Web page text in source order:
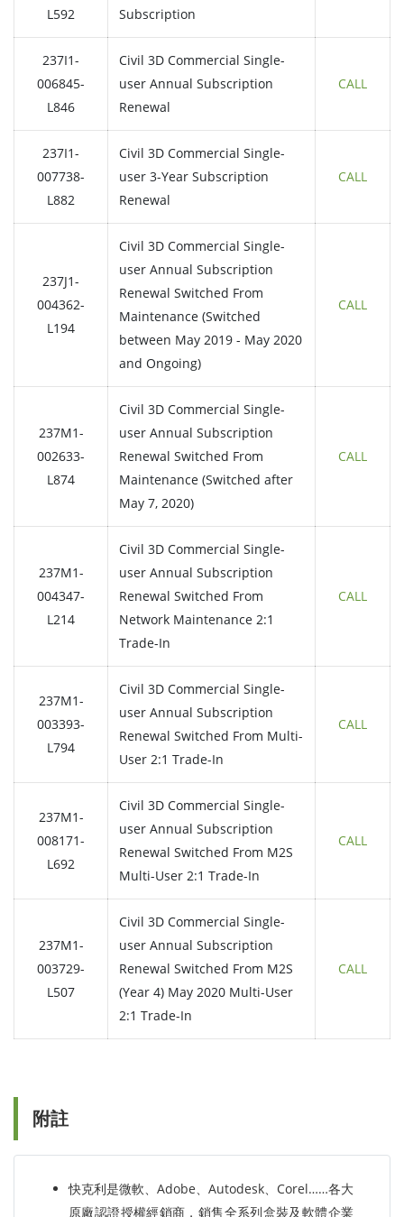
L592
Subscription
237I1-
006845-
L846
Civil 3D Commercial Single-
user Annual Subscription
Renewal
CALL
237I1-
007738-
L882
Civil 3D Commercial Single-
user 3-Year Subscription
Renewal
CALL
237J1-
004362-
L194
Civil 3D Commercial Single-
user Annual Subscription
Renewal Switched From
Maintenance (Switched
between May 2019 - May 2020
and Ongoing)
CALL
237M1-
002633-
L874
Civil 3D Commercial Single-
user Annual Subscription
Renewal Switched From
Maintenance (Switched after
May 7, 2020)
CALL
237M1-
004347-
L214
Civil 3D Commercial Single-
user Annual Subscription
Renewal Switched From
Network Maintenance 2:1
Trade-In
CALL
237M1-
003393-
L794
Civil 3D Commercial Single-
user Annual Subscription
Renewal Switched From Multi-
User 2:1 Trade-In
CALL
237M1-
008171-
L692
Civil 3D Commercial Single-
user Annual Subscription
Renewal Switched From M2S
Multi-User 2:1 Trade-In
CALL
237M1-
003729-
L507
Civil 3D Commercial Single-
user Annual Subscription
Renewal Switched From M2S
(Year 4) May 2020 Multi-User
2:1 Trade-In
CALL
附註
快克利是微軟、Adobe、Autodesk、Corel……各大
原廠認證授權經銷商，銷售全系列盒裝及軟體企業